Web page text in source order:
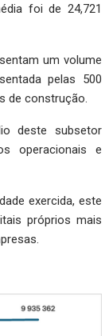
foi de 24,721
um volume
pelas 500
de construção.
deste subsetor
operacionais e
exercida, este
próprios mais